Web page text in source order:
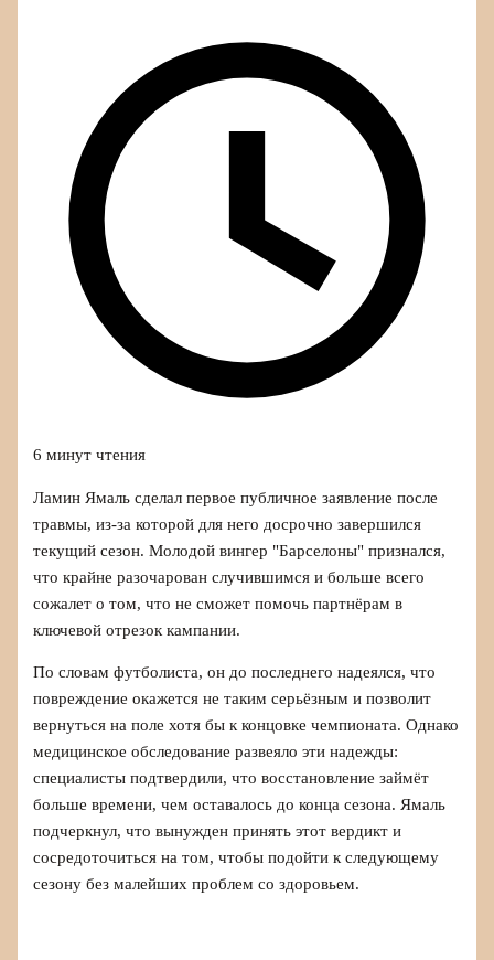
6 минут чтения
Ламин Ямаль сделал первое публичное заявление после
травмы, из‑за которой для него досрочно завершился
текущий сезон. Молодой вингер "Барселоны" признался,
что крайне разочарован случившимся и больше всего
сожалет о том, что не сможет помочь партнёрам в
ключевой отрезок кампании.
По словам футболиста, он до последнего надеялся, что
повреждение окажется не таким серьёзным и позволит
вернуться на поле хотя бы к концовке чемпионата. Однако
медицинское обследование развеяло эти надежды:
специалисты подтвердили, что восстановление займёт
больше времени, чем оставалось до конца сезона. Ямаль
подчеркнул, что вынужден принять этот вердикт и
сосредоточиться на том, чтобы подойти к следующему
сезону без малейших проблем со здоровьем.